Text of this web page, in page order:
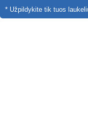
* Užpildykite tik tuos